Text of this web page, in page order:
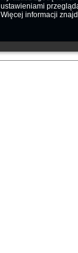
ustawieniami
Więcej informacji